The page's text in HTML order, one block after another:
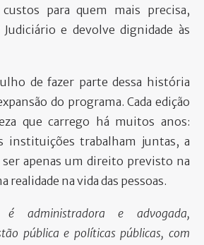
para quem mais precisa,
e devolve dignidade às
de fazer parte dessa história
do programa. Cada edição
que carrego há muitos anos:
instituições trabalham juntas, a
ser apenas um direito previsto na
realidade na vida das pessoas.
é administradora e advogada,
pública e políticas públicas, com